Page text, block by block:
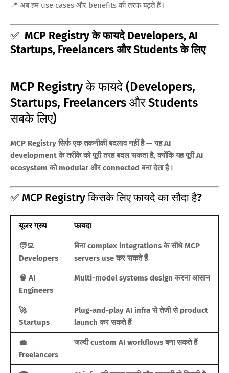
📍 अब हम use cases और benefits की तरफ बढ़ते हैं।
✅ MCP Registry के फायदे Developers, AI
Startups, Freelancers और Students के लिए
MCP Registry के फायदे (Developers,
Startups, Freelancers और Students
सबके लिए)
MCP Registry सिर्फ एक तकनीकी बदलाव नहीं है — यह AI
development के तरीके को पूरी तरह बदल सकता है, क्योंकि यह पूरी AI
ecosystem को modular और connected बना देता है।
✅ MCP Registry किसके लिए फायदे का सौदा है?
यूजर ग्रुप फायदा
🧑‍💻
Developers
बिना complex integrations के सीधे MCP
servers use कर सकते हैं
🧠 AI
Engineers
Multi-model systems design करना आसान
🚀
Startups
Plug-and-play AI infra से तेजी से product
launch कर सकते हैं
💼
Freelancers
जल्दी custom AI workflows बना सकते हैं